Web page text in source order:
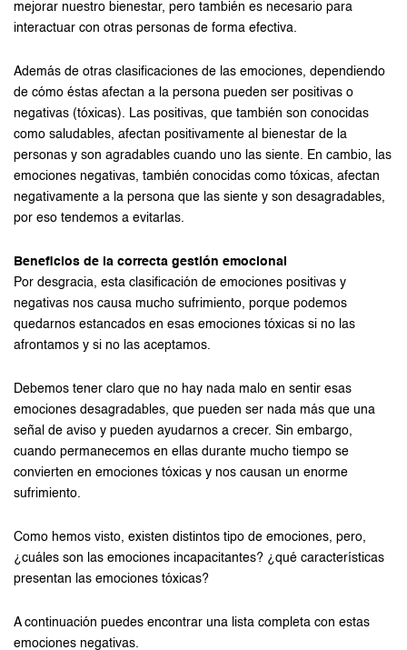
mejorar nuestro bienestar, pero también es necesario para
interactuar con otras personas de forma efectiva.
Además de otras clasificaciones de las emociones, dependiendo
de cómo éstas afectan a la persona pueden ser positivas o
negativas (tóxicas). Las positivas, que también son conocidas
como saludables, afectan positivamente al bienestar de la
personas y son agradables cuando uno las siente. En cambio, las
emociones negativas, también conocidas como tóxicas, afectan
negativamente a la persona que las siente y son desagradables,
por eso tendemos a evitarlas.
Beneficios de la correcta gestión emocional
Por desgracia, esta clasificación de emociones positivas y
negativas nos causa mucho sufrimiento, porque podemos
quedarnos estancados en esas emociones tóxicas si no las
afrontamos y si no las aceptamos.
Debemos tener claro que no hay nada malo en sentir esas
emociones desagradables, que pueden ser nada más que una
señal de aviso y pueden ayudarnos a crecer. Sin embargo,
cuando permanecemos en ellas durante mucho tiempo se
convierten en emociones tóxicas y nos causan un enorme
sufrimiento.
Como hemos visto, existen distintos tipo de emociones, pero,
¿cuáles son las emociones incapacitantes? ¿qué características
presentan las emociones tóxicas?
A continuación puedes encontrar una lista completa con estas
emociones negativas.